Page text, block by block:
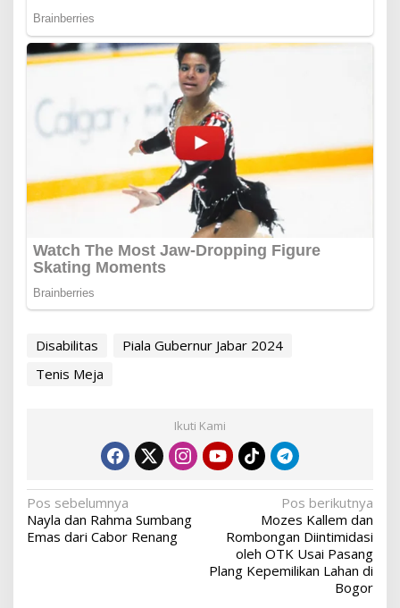
Disabilitas
Piala Gubernur Jabar 2024
Tenis Meja
Ikuti Kami
Navigasi
pos
Pos sebelumnya
Nayla dan Rahma Sumbang
Emas dari Cabor Renang
Pos berikutnya
Mozes Kallem dan
Rombongan Diintimidasi
oleh OTK Usai Pasang
Plang Kepemilikan Lahan di
Bogor